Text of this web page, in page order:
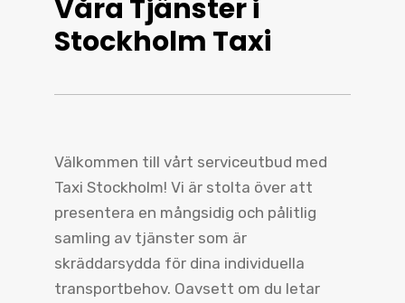
Våra Tjänster i
Stockholm Taxi
Välkommen till vårt serviceutbud med
Taxi Stockholm! Vi är stolta över att
presentera en mångsidig och pålitlig
samling av tjänster som är
skräddarsydda för dina individuella
transportbehov. Oavsett om du letar